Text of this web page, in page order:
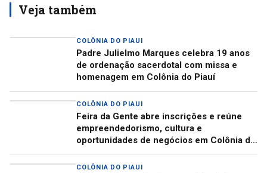
Veja também
COLÔNIA DO PIAUI
Padre Julielmo Marques celebra 19 anos
de ordenação sacerdotal com missa e
homenagem em Colônia do Piauí
COLÔNIA DO PIAUI
Feira da Gente abre inscrições e reúne
empreendedorismo, cultura e
oportunidades de negócios em Colônia do
Piauí
COLÔNIA DO PIAUI